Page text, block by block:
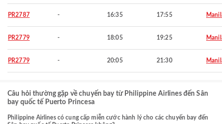
PR2787 - 16:35 17:55
PR2779 - 18:05 19:25
PR2779 - 20:05 21:30
Câu hỏi thường gặp về chuyến bay từ Philippine Airlines đến Sân
bay quốc tế Puerto Princesa
Philippine Airlines có cung cấp miễn cước hành lý cho các chuyến bay đến